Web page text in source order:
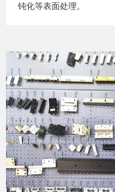
钝化等表面处理。